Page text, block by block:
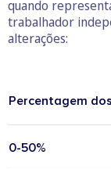
quando
trabalhador
alterações:
Percentagem
0-50%